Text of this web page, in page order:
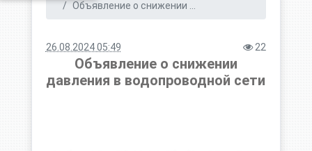
Объявление о снижении ...
26.08.2024 05:49 22
Объявление о снижении
давления в водопроводной сети